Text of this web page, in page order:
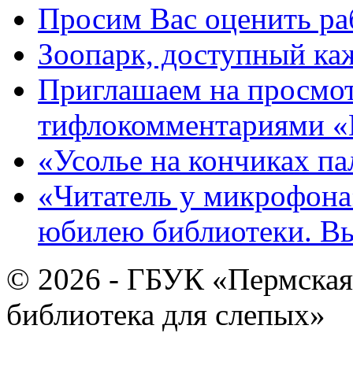
Просим Вас оценить
Зоопарк, доступный
Приглашаем на
тифлокомментариями
«Усолье на кончиках
«Читатель у
юбилею библиотеки.
© 2026 - ГБУК «Пермская
библиотека для слепых»